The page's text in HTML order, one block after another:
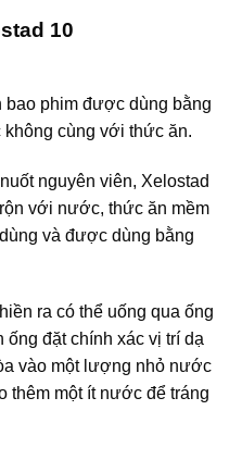
10
bao phim được dùng bằng
cùng với thức ăn.
nguyên viên, Xelostad
với nước, thức ăn mềm
và được dùng bằng
ra có thể uống qua ống
ống đặt chính xác vị trí dạ
vào một lượng nhỏ nước
thêm một ít nước để tráng